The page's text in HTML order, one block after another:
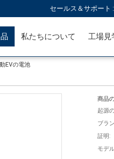
セールス＆サポート
私たちについて 工場見
EVの電池
商品
起源
ブラ
証明:
モデ